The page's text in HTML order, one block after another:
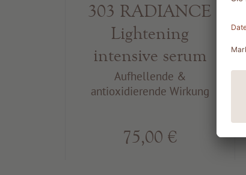
303 RADIANCE
Lightening
intensive serum
Aufhellende &
antioxidierende Wirkung
75,00 €